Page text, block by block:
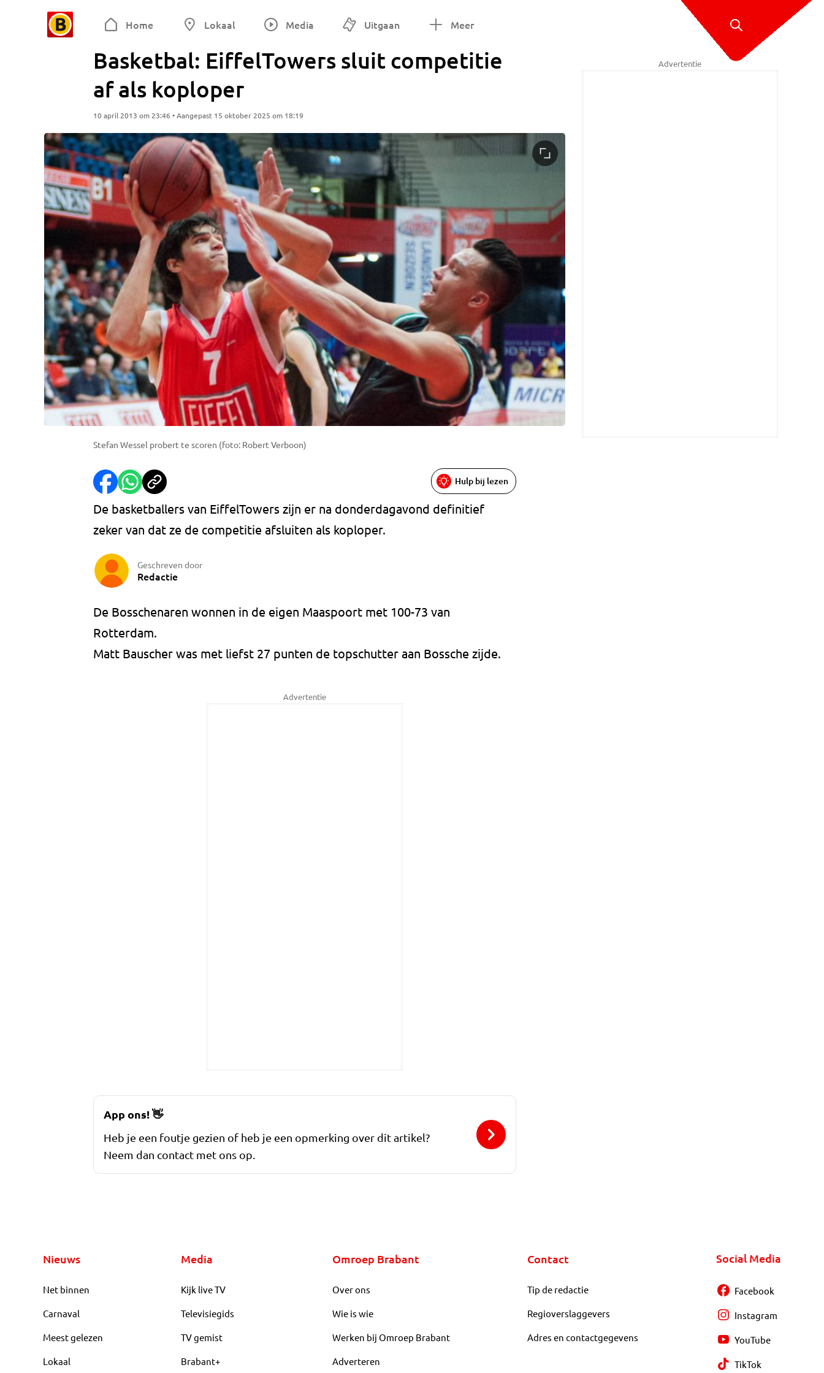
Home Lokaal Media Uitgaan Meer
Basketbal: EiffelTowers sluit competitie
af als koploper
10 april 2013 om 23:46 • Aangepast 15 oktober 2025 om 18:19
Stefan Wessel probert te scoren (foto: Robert Verboon)
Hulp bij lezen
De basketballers van EiffelTowers zijn er na donderdagavond definitief
zeker van dat ze de competitie afsluiten als koploper.
Geschreven door
Redactie
De Bosschenaren wonnen in de eigen Maaspoort met 100-73 van
Rotterdam.
Matt Bauscher was met liefst 27 punten de topschutter aan Bossche zijde.
Advertentie
Advertentie
App ons!👋
Heb je een foutje gezien of heb je een opmerking over dit artikel?
Neem dan contact met ons op.
Nieuws
Net binnen
Carnaval
Meest gelezen
Lokaal
Media
Kijk live TV
Televisiegids
TV gemist
Brabant+
Omroep Brabant
Over ons
Wie is wie
Werken bij Omroep Brabant
Adverteren
Contact
Tip de redactie
Regioverslaggevers
Adres en contactgegevens
Social Media
Facebook
Instagram
YouTube
TikTok